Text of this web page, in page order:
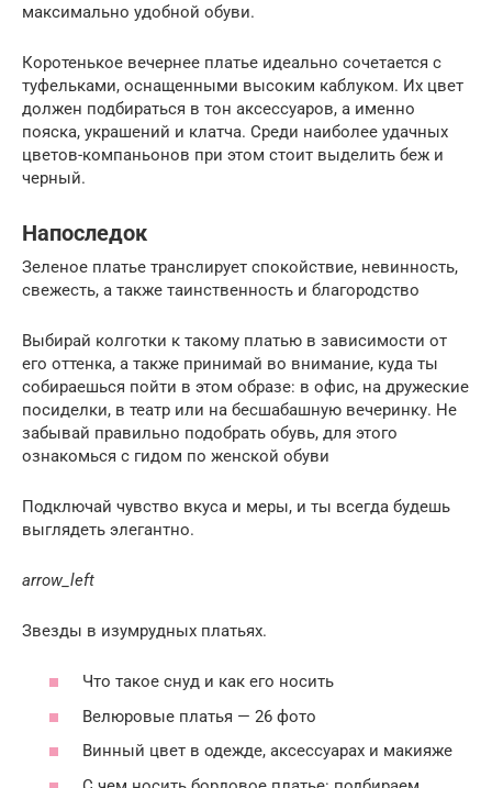
максимально удобной обуви.
Коротенькое вечернее платье идеально сочетается с
туфельками, оснащенными высоким каблуком. Их цвет
должен подбираться в тон аксессуаров, а именно
пояска, украшений и клатча. Среди наиболее удачных
цветов-компаньонов при этом стоит выделить беж и
черный.
Напоследок
Зеленое платье транслирует спокойствие, невинность,
свежесть, а также таинственность и благородство
Выбирай колготки к такому платью в зависимости от
его оттенка, а также принимай во внимание, куда ты
собираешься пойти в этом образе: в офис, на дружеские
посиделки, в театр или на бесшабашную вечеринку. Не
забывай правильно подобрать обувь, для этого
ознакомься с гидом по женской обуви
Подключай чувство вкуса и меры, и ты всегда будешь
выглядеть элегантно.
arrow_left
Звезды в изумрудных платьях.
Что такое снуд и как его носить
Велюровые платья — 26 фото
Винный цвет в одежде, аксессуарах и макияже